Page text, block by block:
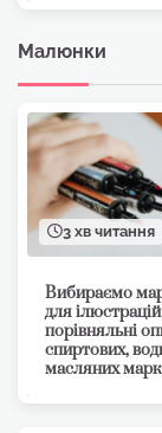
Малюнки
3 хв читання
Вибираємо
для
порівняльні
спиртових,
масляних